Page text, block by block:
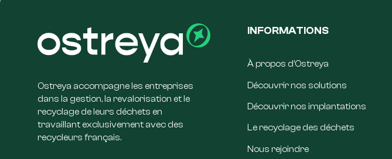
Ostreya accompagne les entreprises
dans la gestion, la revalorisation et le
recyclage de leurs déchets en
travaillant exclusivement avec des
recycleurs français.
INFORMATIONS
À propos d’Ostreya
Découvrir nos solutions
Découvrir nos implantations
Le recyclage des déchets
Nous rejoindre